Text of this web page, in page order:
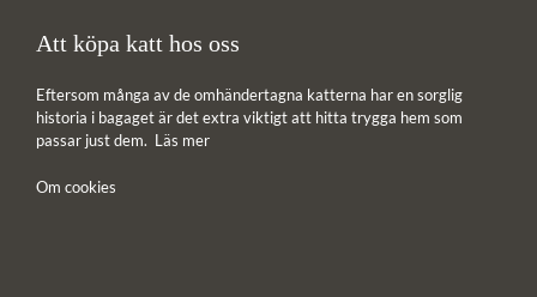
Att köpa katt hos oss
Eftersom många av de omhändertagna katterna har en sorglig
historia i bagaget är det extra viktigt att hitta trygga hem som
passar just dem. Läs mer
Om cookies